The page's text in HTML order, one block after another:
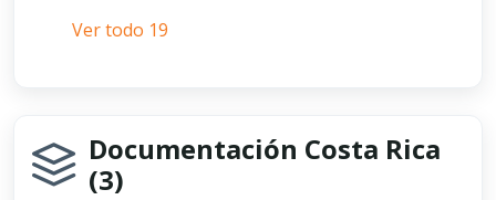
Ver todo 19
Documentación Costa Rica
(3)